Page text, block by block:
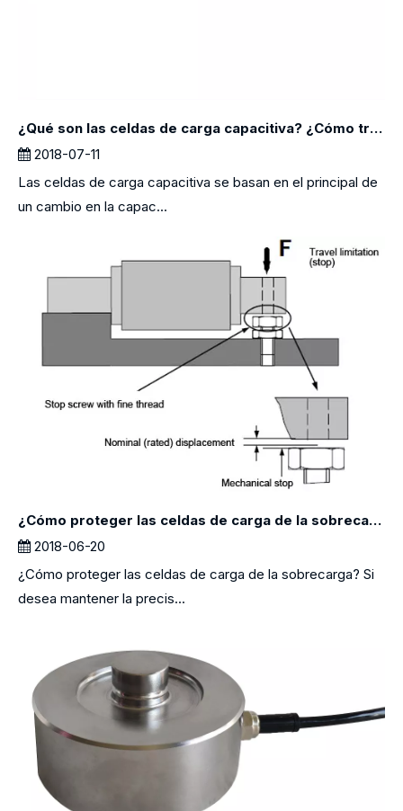
¿Qué son las celdas de carga capacitiva? ¿Cómo trabajan?
2018-07-11
Las celdas de carga capacitiva se basan en el principal de
un cambio en la capac...
¿Cómo proteger las celdas de carga de la sobrecarga?
2018-06-20
¿Cómo proteger las celdas de carga de la sobrecarga? Si
desea mantener la precis...